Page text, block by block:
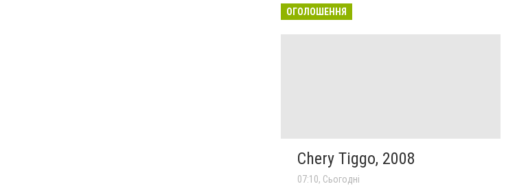
ОГОЛОШЕННЯ
Chery Tiggo, 2008
07:10, Сьогодні